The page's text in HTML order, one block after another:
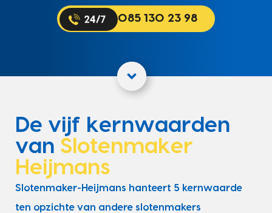
085 130 23 98
De vijf kernwaarden
van Slotenmaker
Heijmans
Slotenmaker-Heijmans hanteert 5 kernwaarde
ten opzichte van andere slotenmakers